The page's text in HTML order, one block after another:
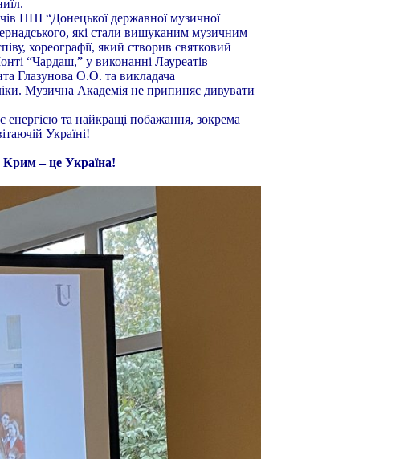
ННІ “Донецької державної музичної
які стали вишуканим музичним
хореографії, який створив святковий
“Чардаш,” у виконанні Лауреатів
Глазунова О.О. та викладача
Музична Академія не припиняє дивувати
енергією та найкращі побажання, зокрема
Україні!
Крим – це Україна!